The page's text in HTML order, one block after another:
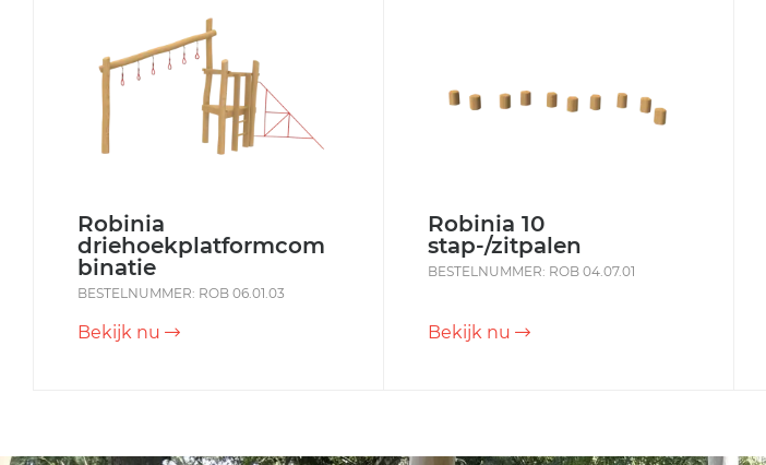
Robinia
driehoekplatformcom
binatie
BESTELNUMMER: ROB 06.01.03
Bekijk nu
Robinia 10
stap-/zitpalen
BESTELNUMMER: ROB 04.07.01
Bekijk nu